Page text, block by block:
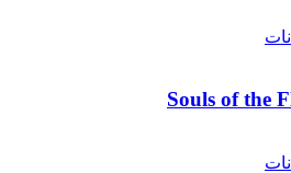
Souls of the